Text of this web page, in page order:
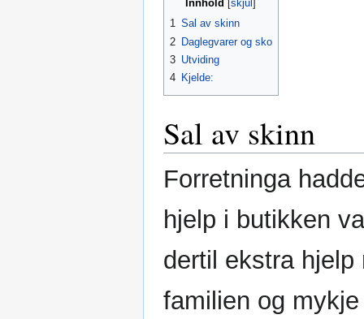
Innhold
1 Sal av skinn
2 Daglegvarer og sko
3 Utviding
4 Kjelde:
Sal av skinn
Forretninga
hjelp i butikken
dertil ekstra
familien og